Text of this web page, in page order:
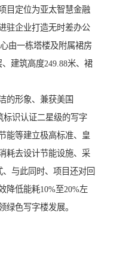
目定位为亚太智慧金融
驻企业打造无时差办公
由一栋塔楼及附属裙房
建筑高度249.88米、裙
的形象、兼获美国
标识认证二星级的写字
能等建立极高标准、皇
耗去设计节能设施、采
与此同时、项目还对回
降低能耗10%至20%左
绿色写字楼发展。